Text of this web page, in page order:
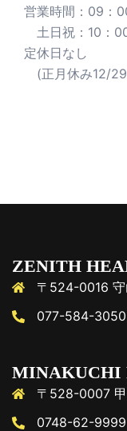
営業時間：09：
土日祝：10：
定休日なし
(正月休み12/29
ZENITH
〒524-0016
077-584-3050
MINAKUCHI
〒528-0007
0748-62-9999